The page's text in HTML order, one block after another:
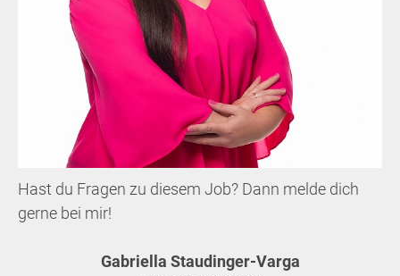
Hast du Fragen zu diesem Job? Dann melde dich
gerne bei mir!
Gabriella Staudinger-Varga